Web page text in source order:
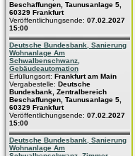
Beschaffungen, Taunusanlage 5,
60329 Frankfurt
Veröffentlichungsende: 07.02.2027
15:00
Deutsche Bundesbank, Sanierung
Wohnanlage Am
Schwalbenschwanz,
Gebäudeautomation
Erfüllungsort: Frankfurt am Main
Vergabestelle: Deutsche
Bundesbank, Zentralbereich
Beschaffungen, Taunusanlage 5,
60329 Frankfurt
Veröffentlichungsende: 07.02.2027
15:00
Deutsche Bundesbank, Sanierung
Wohnanlage Am